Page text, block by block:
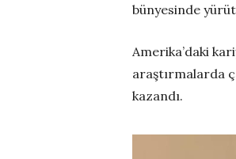
bünyesinde
Amerika’daki
araştırmalarda
kazandı.